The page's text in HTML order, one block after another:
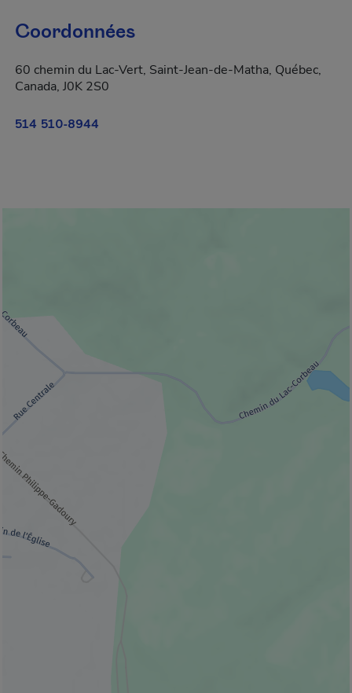
Coordonnées
60 chemin du Lac-Vert, Saint-Jean-de-Matha, Québec,
Canada, J0K 2S0
514 510-8944